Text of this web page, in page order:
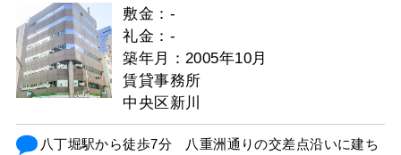
敷金：-
礼金：-
築年月：2005年10月
賃貸事務所
中央区新川
八丁堀駅から徒歩7分 八重洲通りの交差点沿いに建ち